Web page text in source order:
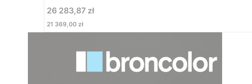
Cena
26 283,87 zł
Cena
21 369,00 zł